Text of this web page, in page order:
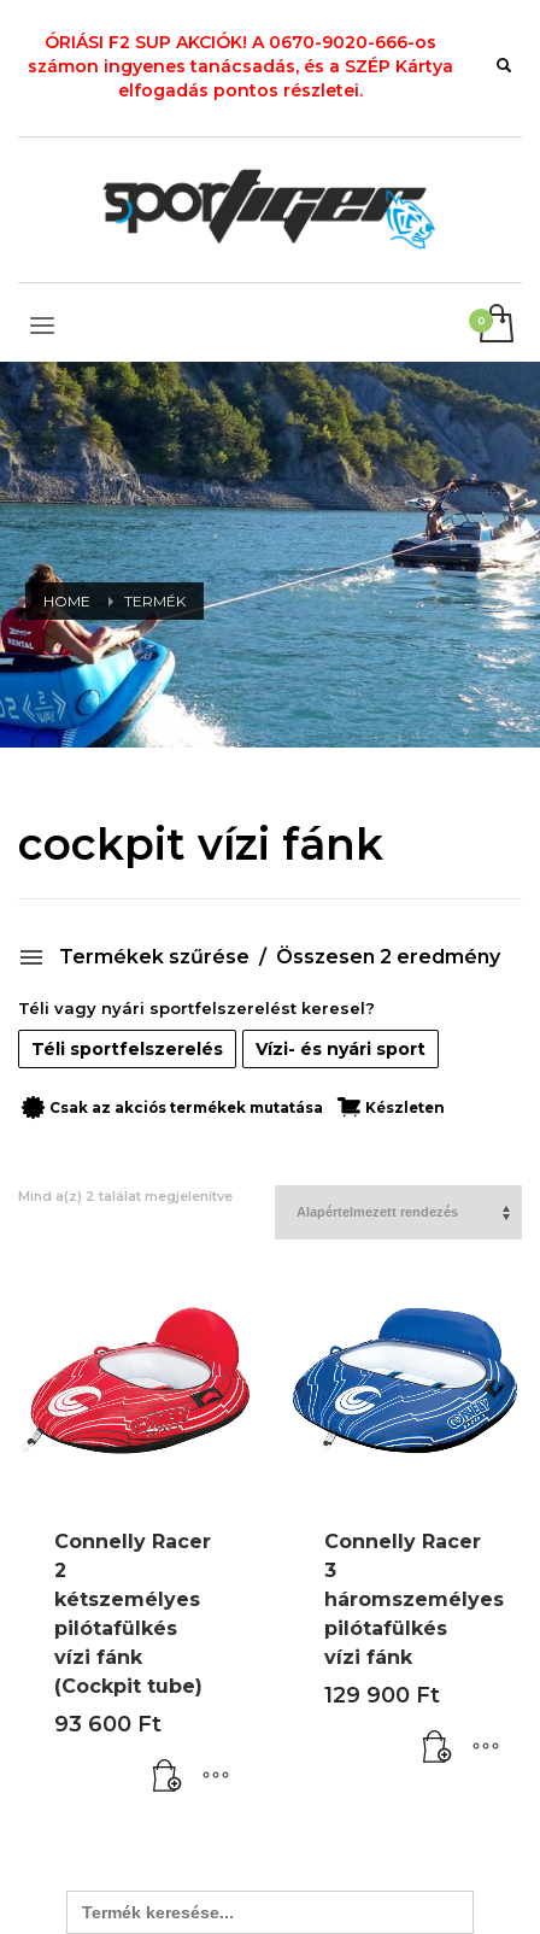
ÓRIÁSI F2 SUP AKCIÓK! A 0670-9020-666-os
számon ingyenes tanácsadás, és a SZÉP Kártya
elfogadás pontos részletei.
HOME TERMÉK
cockpit vízi fánk
Termékek szűrése Összesen 2 eredmény
Téli vagy nyári sportfelszerelést keresel?
Téli sportfelszerelés Vízi- és nyári sport
Csak az akciós termékek mutatása Készleten
Mind a(z) 2 találat megjelenítve
Connelly Racer
2
kétszemélyes
pilótafülkés
vízi fánk
(Cockpit tube)
93 600 Ft
Connelly Racer
3
háromszemélyes
pilótafülkés
vízi fánk
129 900 Ft
Search
for: